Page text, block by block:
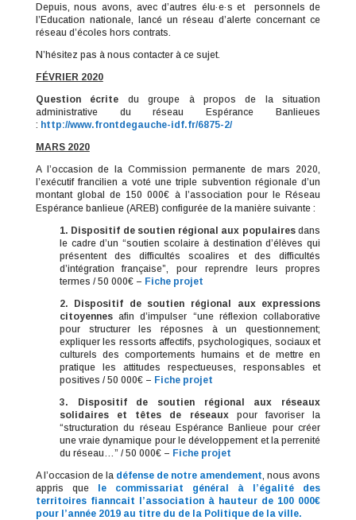
Depuis, nous avons, avec d’autres élu·e·s et personnels de
l’Education nationale, lancé un réseau d’alerte concernant ce
réseau d’écoles hors contrats.
N’hésitez pas à nous contacter à ce sujet.
FÉVRIER 2020
Question écrite du groupe à propos de la situation
administrative du réseau Espérance Banlieues
: http://www.frontdegauche-idf.fr/6875-2/
MARS 2020
A l’occasion de la Commission permanente de mars 2020,
l’exécutif francilien a voté une triple subvention régionale d’un
montant global
de 150 000€ à l’association pour le Réseau
Espérance banlieue (AREB) configurée de la manière suivante :
1. Dispositif de soutien régional aux populairesdans
le cadre d’un “soutien scolaire à destination d’élèves qui
présentent des difficultés scoalires et des difficultés
d’intégration française”, pour reprendre leurs propres
termes / 50 000€ – Fiche projet
2. Dispositif de soutien régional aux expressions
citoyennesafin d’impulser “une réflexion collaborative
pour structurer les réposnes à un questionnement;
expliquer les ressorts affectifs, psychologiques, sociaux et
culturels des comportements humains et de mettre en
pratique les attitudes respectueuses, responsables et
positives / 50 000€ – Fiche projet
3. Dispositif de soutien régional aux réseaux
solidaires et têtes de réseauxpour favoriser la
“structuration du réseau Espérance Banlieue pour créer
une vraie dynamique pour le développement et la perrenité
du réseau…” / 50 000€ – Fiche projet
A l’occasion de la défense de notre amendement, nous avons
appris que
le commissariat général à l’égalité des
territoires fianncait l’association à hauteur de 100 000€
pour l’année 2019 au titre du de la Politique de la ville.